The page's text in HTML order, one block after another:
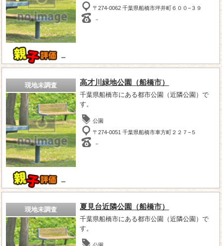
－
〒274-0062 千葉県船橋市坪井町６００−３９
－
現地未調査
－
高才川緑地公園（船橋市）
千葉県船橋市にある都市公園（近隣公園）で
す。
公園
〒274-0051 千葉県船橋市車方町２２７−５
－
現地未調査 夏見台近隣公園（船橋市）
千葉県船橋市にある都市公園（近隣公園）で
す。
公園